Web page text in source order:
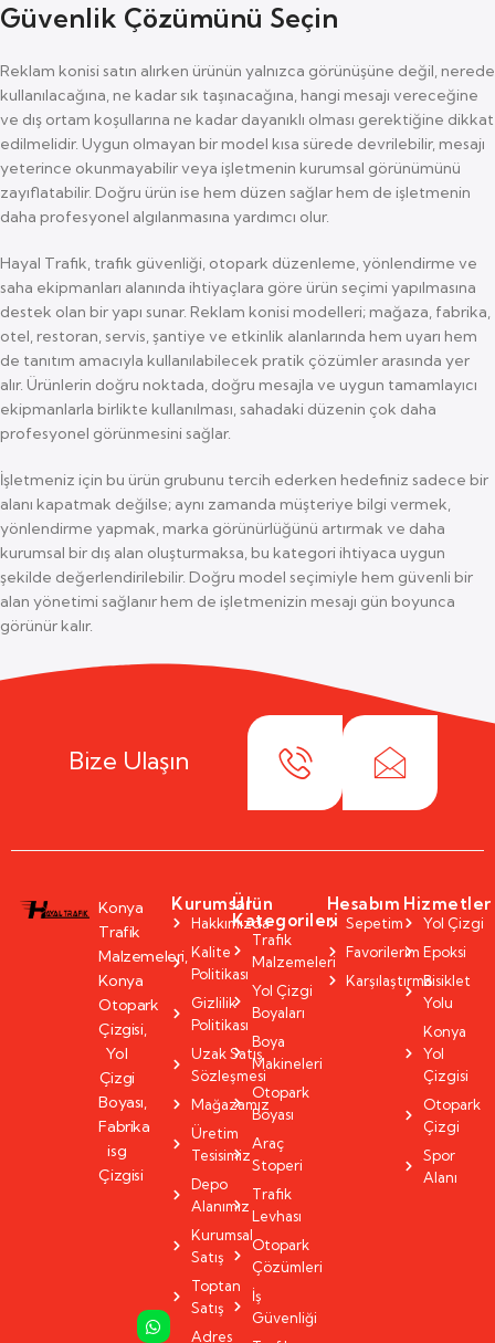
Güvenlik Çözümünü Seçin
Reklam konisi satın alırken ürünün yalnızca görünüşüne değil, nerede
kullanılacağına, ne kadar sık taşınacağına, hangi mesajı vereceğine
ve dış ortam koşullarına ne kadar dayanıklı olması gerektiğine dikkat
edilmelidir. Uygun olmayan bir model kısa sürede devrilebilir, mesajı
yeterince okunmayabilir veya işletmenin kurumsal görünümünü
zayıflatabilir. Doğru ürün ise hem düzen sağlar hem de işletmenin
daha profesyonel algılanmasına yardımcı olur.
Hayal Trafik, trafik güvenliği, otopark düzenleme, yönlendirme ve
saha ekipmanları alanında ihtiyaçlara göre ürün seçimi yapılmasına
destek olan bir yapı sunar. Reklam konisi modelleri; mağaza, fabrika,
otel, restoran, servis, şantiye ve etkinlik alanlarında hem uyarı hem
de tanıtım amacıyla kullanılabilecek pratik çözümler arasında yer
alır. Ürünlerin doğru noktada, doğru mesajla ve uygun tamamlayıcı
ekipmanlarla birlikte kullanılması, sahadaki düzenin çok daha
profesyonel görünmesini sağlar.
İşletmeniz için bu ürün grubunu tercih ederken hedefiniz sadece bir
alanı kapatmak değilse; aynı zamanda müşteriye bilgi vermek,
yönlendirme yapmak, marka görünürlüğünü artırmak ve daha
kurumsal bir dış alan oluşturmaksa, bu kategori ihtiyaca uygun
şekilde değerlendirilebilir. Doğru model seçimiyle hem güvenli bir
alan yönetimi sağlanır hem de işletmenizin mesajı gün boyunca
görünür kalır.
Bize Ulaşın
Konya
Trafik
Malzemeleri,
Konya
Otopark
Çizgisi,
Yol
Çizgi
Boyası,
Fabrika
isg
Çizgisi
Kurumsal
Hakkımızda
Kalite
Politikası
Gizlilik
Politikası
Uzak Satış
Sözleşmesi
Mağazamız
Üretim
Tesisimiz
Depo
Alanımız
Kurumsal
Satış
Toptan
Satış
Adres
Ürün
Kategorileri
Trafik
Malzemeleri
Yol Çizgi
Boyaları
Boya
Makineleri
Otopark
Boyası
Araç
Stoperi
Trafik
Levhası
Otopark
Çözümleri
İş
Güvenliği
Hesabım
Sepetim
Favorilerim
Karşılaştırma
Hizmetler
Yol Çizgi
Epoksi
Bisiklet
Yolu
Konya
Yol
Çizgisi
Otopark
Çizgi
Spor
Alanı